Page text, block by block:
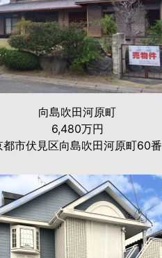
向島吹田河原町
6,480万円
都市伏見区向島吹田河原町60番